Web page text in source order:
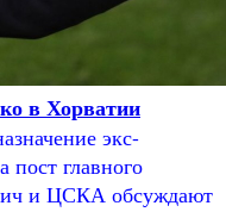
в Хорватии
экс-
главного
и ЦСКА обсуждают